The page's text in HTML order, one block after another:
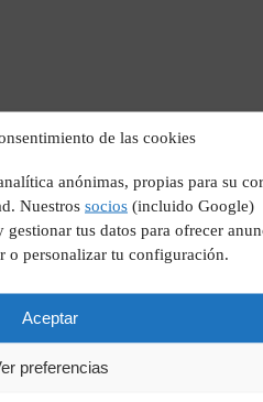
de las cookies
anónimas, propias para su
Nuestros socios (incluido Google)
tus datos para ofrecer
o personalizar tu configuración.
Aceptar
preferencias